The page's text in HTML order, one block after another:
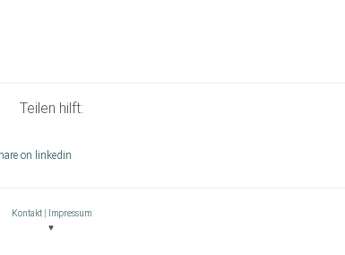
Teilen hilft:
Kontakt|
Impressum
♥